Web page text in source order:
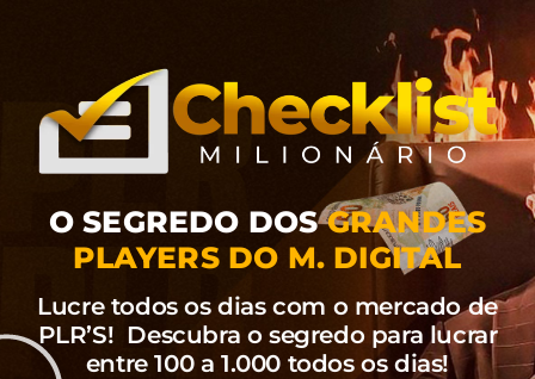
O SEGREDO DOSGRANDES
PLAYERS DO M. DIGITAL
Lucre todos os dias com o mercado de
PLR’S! Descubra o segredo para lucrar
entre 100 a 1.000 todos os dias!